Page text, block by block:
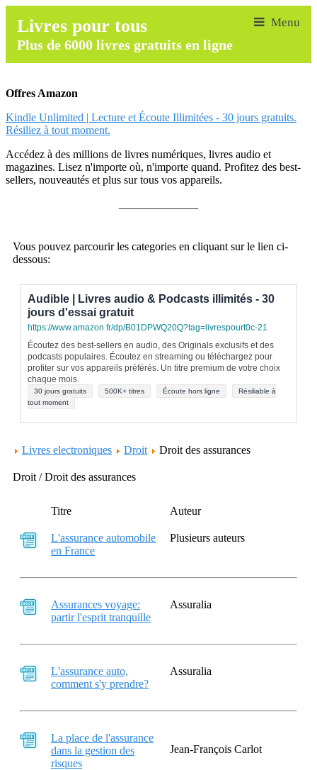
Livres pour tous
Plus de 6000 livres gratuits en ligne
Offres Amazon
Kindle Unlimited | Lecture et Écoute Illimitées - 30 jours gratuits.
Résiliez à tout moment.
Accédez à des millions de livres numériques, livres audio et
magazines. Lisez n'importe où, n'importe quand. Profitez des best-
sellers, nouveautés et plus sur tous vos appareils.
Vous pouvez parcourir les categories en cliquant sur le lien ci-
dessous:
Audible | Livres audio & Podcasts illimités - 30
jours d'essai gratuit
https://www.amazon.fr/dp/B01DPWQ20Q?tag=livrespourt0c-21
Écoutez des best-sellers en audio, des Originals exclusifs et des
podcasts populaires. Écoutez en streaming ou téléchargez pour
profiter sur vos appareils préférés. Un titre premium de votre choix
chaque mois.
30 jours gratuits 500K+ titres Écoute hors ligne
Résiliable à
tout moment
Livres electroniques Droit Droit des assurances
Droit / Droit des assurances
Titre Auteur
L'assurance automobile
en France
Plusieurs auteurs
Assurances voyage:
partir l'esprit tranquille
Assuralia
L'assurance auto,
comment s'y prendre?
Assuralia
La place de l'assurance
dans la gestion des
risques
Jean-François Carlot